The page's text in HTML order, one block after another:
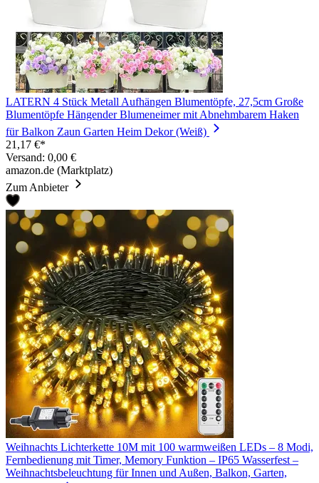
LATERN 4 Stück Metall Aufhängen Blumentöpfe, 27,5cm Große
Blumentöpfe Hängender Blumeneimer mit Abnehmbarem Haken
für Balkon Zaun Garten Heim Dekor (Weiß)
21,17 €*
Versand: 0,00 €
amazon.de (Marktplatz)
Zum Anbieter
Weihnachts Lichterkette 10M mit 100 warmweißen LEDs – 8 Modi,
Fernbedienung mit Timer, Memory Funktion – IP65 Wasserfest –
Weihnachtsbeleuchtung für Innen und Außen, Balkon, Garten,